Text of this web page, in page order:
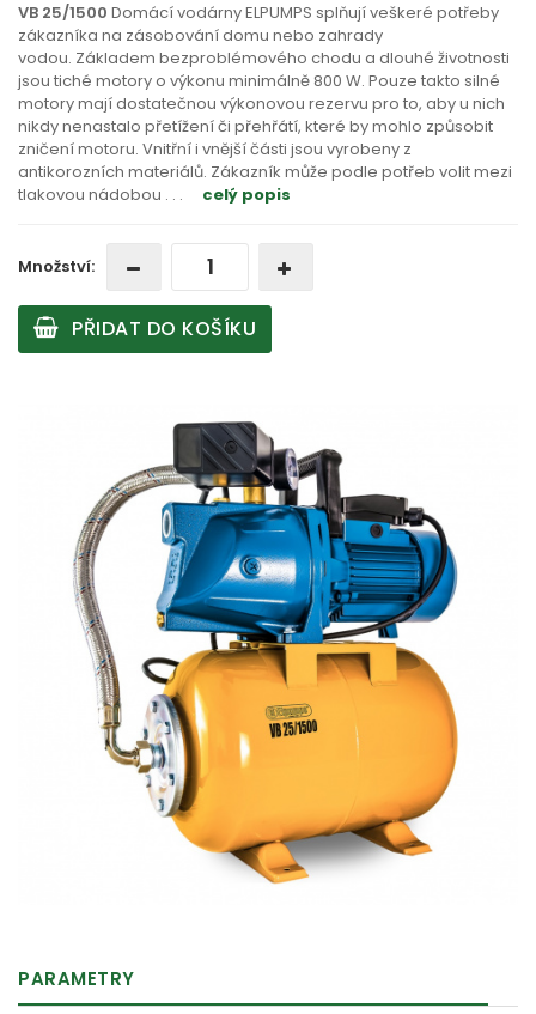
VB 25/1500 Domácí vodárny ELPUMPS splňují veškeré potřeby
zákazníka na zásobování domu nebo zahrady
vodou. Základem bezproblémového chodu a dlouhé životnosti
jsou tiché motory o výkonu minimálně 800 W. Pouze takto silné
motory mají dostatečnou výkonovou rezervu pro to, aby u nich
nikdy nenastalo přetížení či přehřátí, které by mohlo způsobit
zničení motoru. Vnitřní i vnější části jsou vyrobeny z
antikorozních materiálů. Zákazník může podle potřeb volit mezi
tlakovou nádobou . . . celý popis
Množství:
PŘIDAT DO KOŠÍKU
PARAMETRY